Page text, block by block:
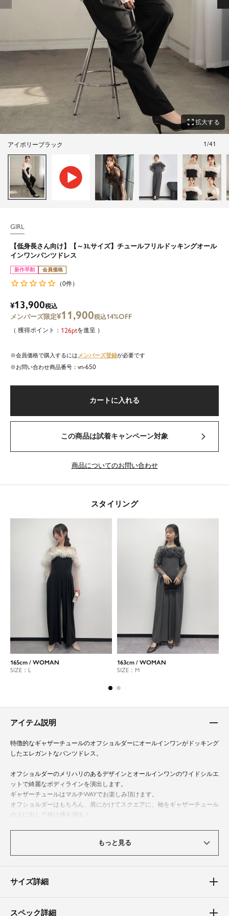
zoom_out_map拡大する
アイボリーブラック 1/41
GIRL
【低身長さん向け】【～3Lサイズ】チュールフリルドッキングオール
インワンパンツドレス
新作早割 会員価格
（0件）
¥13,900税込
¥11,900税込14%OFF
126 を進呈
会員価格で購入するには メンバーズ登録が必要です
商品番号
vn-650
カートに入れる
この商品は試着キャンペーン対象
商品についてのお問い合わせ
スタイリング
165cm / WOMAN
SIZE：L
163cm / WOMAN
SIZE：M
アイテム説明
特徴的なギャザーチュールのオフショルダーにオールインワンがドッキング
したエレガントなパンツドレス。
オフショルダーのメリハリのあるデザインとオールインワンのワイドシルエ
ットで綺麗なボディラインを演出します。
ギャザーチュールはマルチWAYでお楽しみ頂けます。
オフショルダーはもちろん、肩にかけてスクエアに、袖をギャザーチュール
の上に出して抜け感を演出！
かっちりとした印象のオールインワンとシアー素材を合わせることで抜け感
着るだけでおしゃれ度をぐっと高めてくれます。
特別な日におすすめの華やかさと上品さを兼ね備えたパンツドレスです。
もっと見る
サイズ詳細
スペック詳細